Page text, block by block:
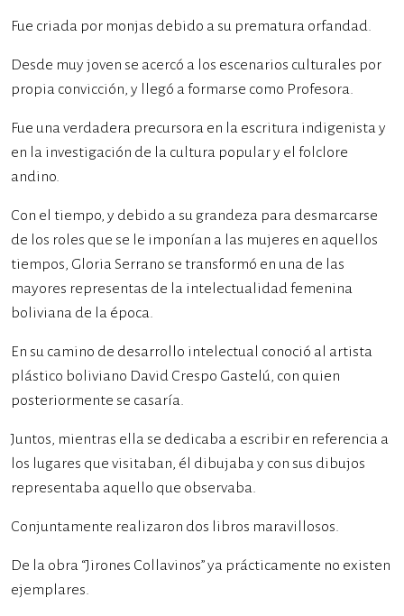
Fue criada por monjas debido a su prematura orfandad.
Desde muy joven se acercó a los escenarios culturales por
propia convicción, y llegó a formarse como Profesora.
Fue una verdadera precursora en la escritura indigenista y
en la investigación de la cultura popular y el folclore
andino.
Con el tiempo, y debido a su grandeza para desmarcarse
de los roles que se le imponían a las mujeres en aquellos
tiempos, Gloria Serrano se transformó en una de las
mayores representas de la intelectualidad femenina
boliviana de la época.
En su camino de desarrollo intelectual conoció al artista
plástico boliviano David Crespo Gastelú, con quien
posteriormente se casaría.
Juntos, mientras ella se dedicaba a escribir en referencia a
los lugares que visitaban, él dibujaba y con sus dibujos
representaba aquello que observaba.
Conjuntamente realizaron dos libros maravillosos.
De la obra “Jirones Collavinos” ya prácticamente no existen
ejemplares.